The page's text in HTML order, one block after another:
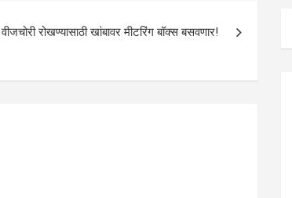
वीजचोरी रोखण्यासाठी खांबावर मीटरिंग बॉक्स बसवणार!